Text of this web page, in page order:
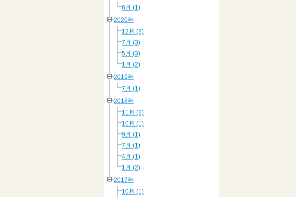
6月 (1)
2020年
12月 (3)
7月 (3)
5月 (3)
1月 (2)
2019年
7月 (1)
2018年
11月 (2)
10月 (1)
9月 (1)
7月 (1)
4月 (1)
1月 (2)
2017年
10月 (1)